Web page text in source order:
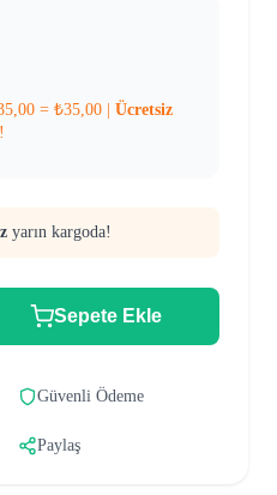
= ₺35,00
Ücretsiz
yarın kargoda!
Sepete Ekle
Güvenli Ödeme
Paylaş